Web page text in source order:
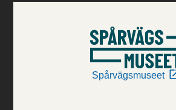
Spårvägsmuseet